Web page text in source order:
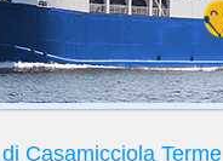
Casamicciola Terme